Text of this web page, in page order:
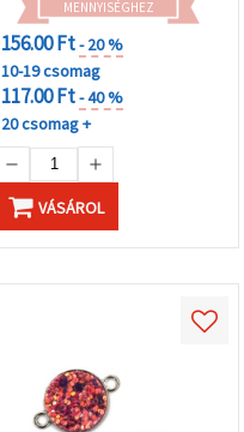
MENNYISÉGHEZ
156.00 Ft- 20 %
10-19 csomag
117.00 Ft- 40 %
20 csomag +
VÁSÁROL